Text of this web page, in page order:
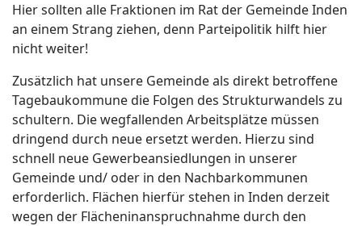
Hier sollten alle Fraktionen im Rat der Gemeinde Inden
an einem Strang ziehen, denn Parteipolitik hilft hier
nicht weiter!
Zusätzlich hat unsere Gemeinde als direkt betroffene
Tagebaukommune die Folgen des Strukturwandels zu
schultern. Die wegfallenden Arbeitsplätze müssen
dringend durch neue ersetzt werden. Hierzu sind
schnell neue Gewerbeansiedlungen in unserer
Gemeinde und/ oder in den Nachbarkommunen
erforderlich. Flächen hierfür stehen in Inden derzeit
wegen der Flächeninanspruchnahme durch den